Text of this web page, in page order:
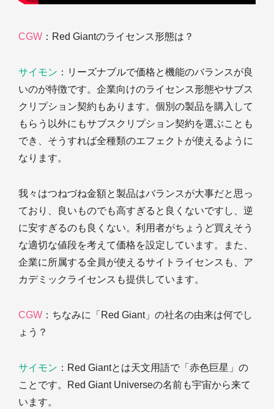
CGW ：Red Giantのライセンス形態は？
サイモン ：リーズナブルで価格と機能のバランスが良
いのが特徴です。企業向けのライセンス形態やサブス
クリプション契約もあります。個別の製品を購入して
もらう以外にもサブスクリプション契約を選ぶことも
でき、そうすれば全種類のエフェクトが使えるように
なります。
我々はつねづね金額と製品はバランスが大事だと思っ
ており、良いものでも高すぎると良くないですし、逆
に安すぎるのも良くない。利用者がちょうど買えそう
な適切な値段を考えて価格を設定しています。また、
企業に所属する全員が使えるサイトライセンスも、ア
カデミックライセンスも提供しています。
CGW ：ちなみに「Red Giant」の社名の由来は何でし
ょう？
サイモン ：Red Giantとは天文用語で「赤色巨星」の
ことです。Red Giant Universeの名前も宇宙から来て
います。